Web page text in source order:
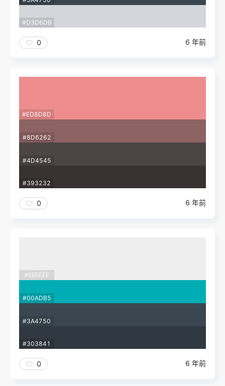
#D3D6DB
0 6 年前
#ED8D8D
#8D6262
#4D4545
#393232
0 6 年前
#EEEEEE
#00ADB5
#3A4750
#303841
0 6 年前